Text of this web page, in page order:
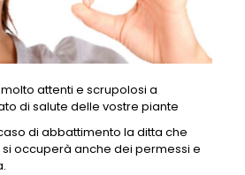
attenti e scrupolosi a
di salute delle vostre piante
di abbattimento la ditta che
occuperà anche dei permessi e